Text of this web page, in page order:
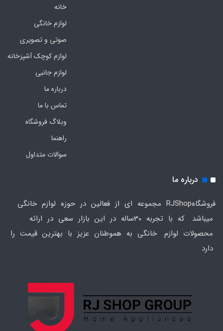
خانه
لوازم خانگی
صوتی و تصویری
لوازم کوچک آشپزخانه
لوازم جانبی
درباره ما
تماس با ما
وبلاگ فروشگاه
راهنما
سوالات متداول
درباره ما
فروشگاهRJShop مجموعه ای از فعالین در حوزه لوازم خانگی
میباشد که با تجربه 30ساله در این بازار سعی در ارائه
محصولات لوازم خانگی به هموطنان عزیز با بهترین قیمت را
دارد